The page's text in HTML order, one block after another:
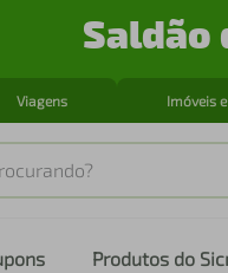
Saldão
Viagens Imóveis
Produtos do